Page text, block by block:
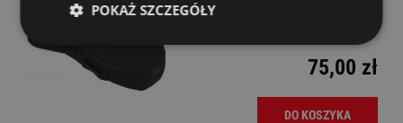
Dostępny
75,00 zł
DO KOSZYKA
POKAŻ SZCZEGÓŁY